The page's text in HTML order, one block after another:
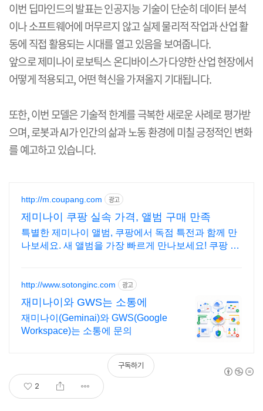
이번 딥마인드의 발표는 인공지능 기술이 단순히 데이터 분석
이나 소프트웨어에 머무르지 않고 실제 물리적 작업과 산업 활
동에 직접 활용되는 시대를 열고 있음을 보여줍니다.
앞으로 제미나이 로보틱스 온디바이스가 다양한 산업 현장에서
어떻게 적용되고,어떤 혁신을 가져올지 기대됩니다.
또한,이번 모델은 기술적 한계를 극복한 새로운 사례로 평가받
으며,로봇과AI가 인간의 삶과 노동 환경에 미칠 긍정적인 변화
를 예고하고 있습니다.
http://m.coupang.com 광고
제미나이 쿠팡 실속 가격, 앨범 구매 만족
특별한 제미나이 앨범, 쿠팡에서 독점 특전과 함께 만
나보세요. 새 앨범을 가장 빠르게 만나보세요! 쿠팡 로
http://www.sotonginc.com 광고
재미나이와 GWS는 소통에
재미나이(Geminai)와 GWS(Google
Workspace)는 소통에 문의
2
구독하기